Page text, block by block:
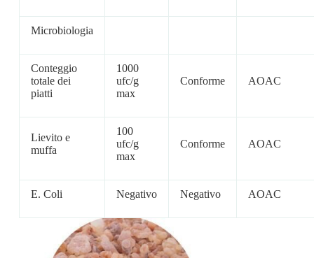
Microbiologia
Conteggio
totale dei
piatti
1000
ufc/g
max
Conforme AOAC
Lievito e
muffa
100
ufc/g
max
Conforme AOAC
E. Coli Negativo Negativo AOAC